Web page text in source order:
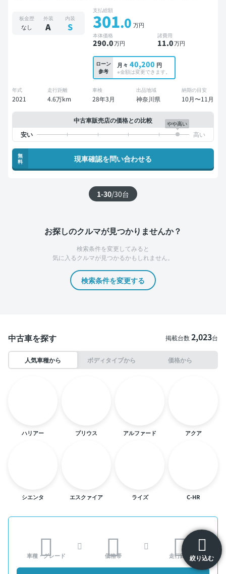
絞り込む
板金歴
なし
外装
A
内装
S
支払総額
301.0 万円
本体価格
290.0万円
諸費用
11.0万円
ローン
参考
月々 40,200 円
※金額は変更できます。
年式
2021
走行距離
4.6万km
車検
28年3月
出品地域
神奈川県
納期の目安
10月〜11月
中古車販売店の価格との比較 やや高い
無
料
現車確認を問い合わせる
1-30/30台
お探しのクルマが見つかりませんか？
検索条件を変更してみると
気に入るクルマが見つかるかもしれません。
検索条件を変更する
中古車を探す 掲載台数2,023台
人気車種から ボディタイプから 価格から
ハリアー プリウス アルファード アクア
シエンタ エスクァイア ライズ C-HR
車種・グレード 価格帯 走行距離